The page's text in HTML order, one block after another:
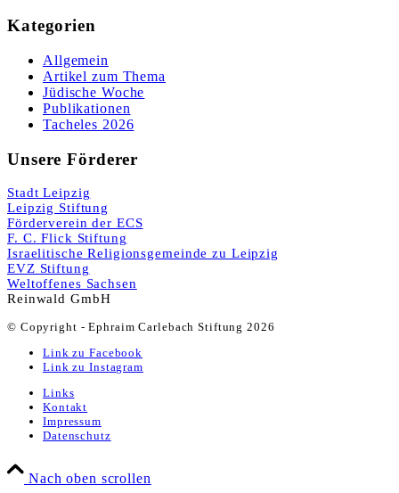
Kategorien
Allgemein
Artikel zum Thema
Jüdische Woche
Publikationen
Tacheles 2026
Unsere Förderer
Stadt Leipzig
Leipzig Stiftung
Förderverein der ECS
F. C. Flick Stiftung
Israelitische Religionsgemeinde zu Leipzig
EVZ Stiftung
Weltoffenes Sachsen
Reinwald GmbH
© Copyright - Ephraim Carlebach Stiftung 2026
Link zu Facebook
Link zu Instagram
Links
Kontakt
Impressum
Datenschutz
Nach oben scrollen